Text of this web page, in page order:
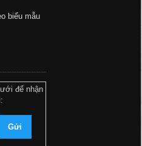
biểu mẫu
để nhận